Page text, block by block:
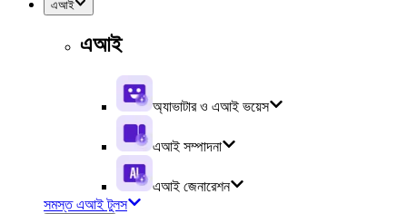
এআই
এআই
অ্যাভাটার ও এআই ভয়েস
এআই সম্পাদনা
এআই জেনারেশন
সমস্ত এআই টুলস